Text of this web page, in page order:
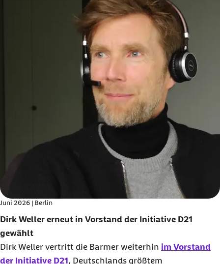
Juni 2026 | Berlin
Dirk Weller erneut in Vorstand der Initiative D21
gewählt
Dirk Weller vertritt die Barmer weiterhin im Vorstand
der Initiative D21, Deutschlands größtem